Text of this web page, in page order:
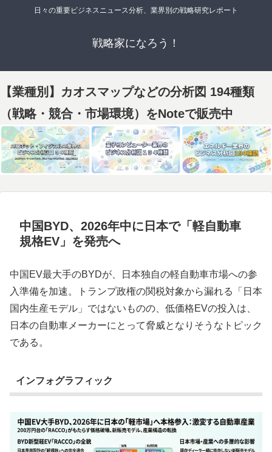
日々の重要ビジネスニュース分析、業界別の戦略研究レポート
戦略家になろう！
【業種別】カオスマップなどの分析図 194種類
（戦略・競合・市場環境）をNoteで販売中
中国BYD、2026年中に日本で「軽自動車
規格EV」を発売へ
中国EV最大手のBYDが、日本独自の軽自動車市場への参
入準備を加速。トランプ政権の関税対象から漏れる「日本
国内生産モデル」ではないものの、低価格EVの投入は、
日本の自動車メーカーにとって脅威となりそうなトピック
である。
インフォグラフィック